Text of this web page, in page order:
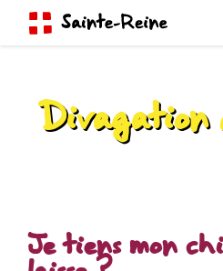
Divagation
Je tiens mon